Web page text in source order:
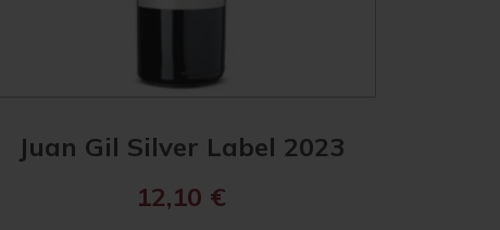
Juan Gil Silver Label 2023
12,10 €